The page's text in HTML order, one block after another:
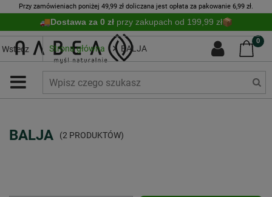
Przy zamówieniach poniżej 49,99 zł doliczana jest opłata za pakowanie 6,99 zł.
Dostawa za 0 zł przy zakupach od 199,99 zł
0
Wstecz Strona główna BALJA
BALJA (2 PRODUKTÓW)